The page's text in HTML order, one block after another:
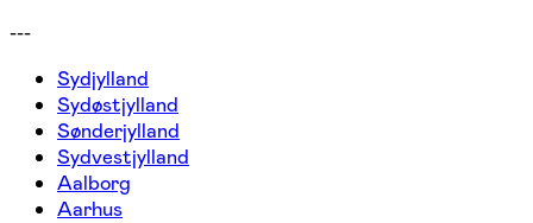
---
Sydjylland
Sydøstjylland
Sønderjylland
Sydvestjylland
Aalborg
Aarhus